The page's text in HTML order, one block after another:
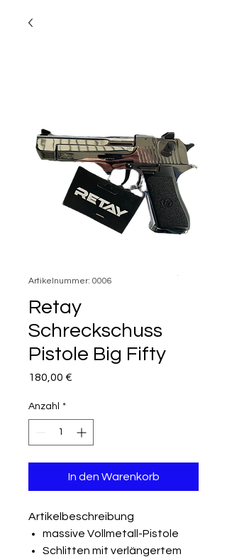
Artikelnummer: 0006
Retay
Schreckschuss
Pistole Big Fifty
180,00 €
Anzahl *
In den Warenkorb
Artikelbeschreibung
massive Vollmetall-Pistole
Schlitten mit verlängertem